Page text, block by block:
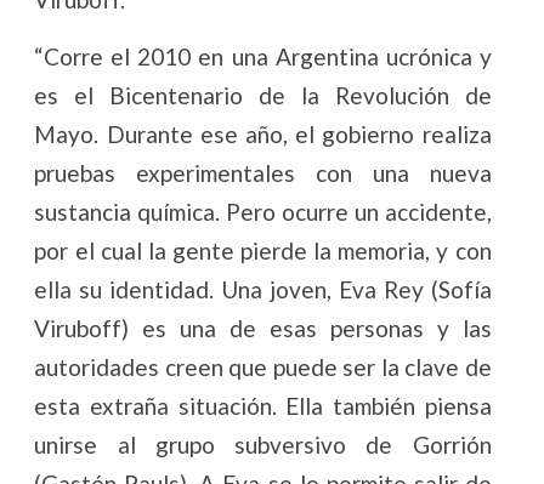
“Corre el 2010 en una Argentina ucrónica y
es el Bicentenario de la Revolución de
Mayo. Durante ese año, el gobierno realiza
pruebas experimentales con una nueva
sustancia química. Pero ocurre un accidente,
por el cual la gente pierde la memoria, y con
ella su identidad. Una joven, Eva Rey (Sofía
Viruboff) es una de esas personas y las
autoridades creen que puede ser la clave de
esta extraña situación. Ella también piensa
unirse al grupo subversivo de Gorrión